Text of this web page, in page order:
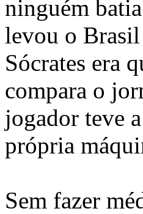
ninguém
levou o Brasil
Sócrates era
compara o
jogador teve
própria
Sem fazer